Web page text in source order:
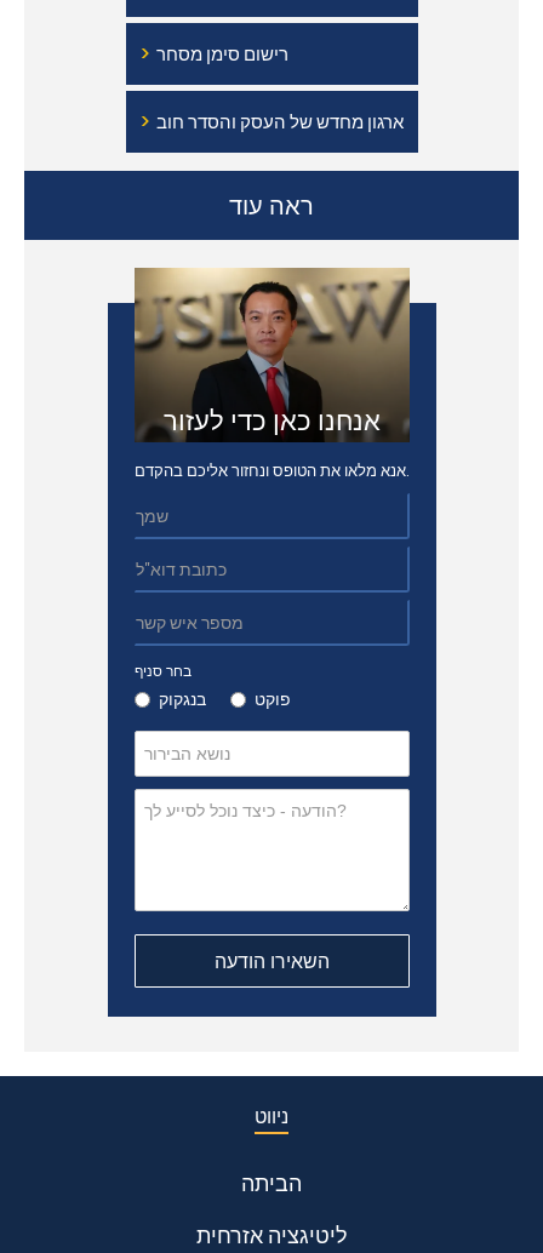
› רישום סימן מסחר
› ארגון מחדש של העסק והסדר חוב
ראה עוד
אנחנו כאן כדי לעזור
אנא מלאו את הטופס ונחזור אליכם בהקדם.
בחר סניף
בנגקוק פוקט
ניווט
הביתה
ליטיגציה אזרחית